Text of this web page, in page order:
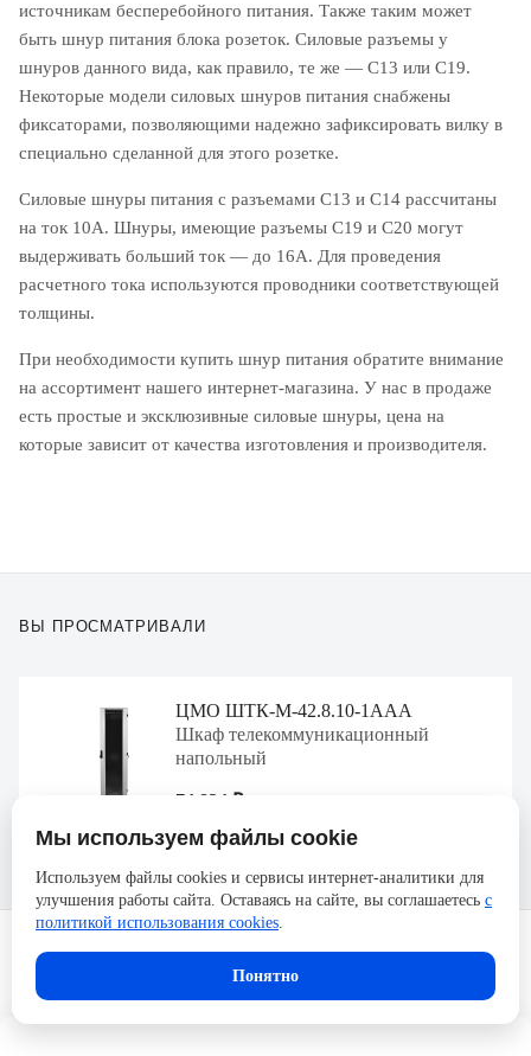
источникам бесперебойного питания. Также таким может
быть шнур питания блока розеток. Силовые разъемы у
шнуров данного вида, как правило, те же — C13 или C19.
Некоторые модели силовых шнуров питания снабжены
фиксаторами, позволяющими надежно зафиксировать вилку в
специально сделанной для этого розетке.
Силовые шнуры питания с разъемами C13 и С14 рассчитаны
на ток 10А. Шнуры, имеющие разъемы C19 и C20 могут
выдерживать больший ток — до 16А. Для проведения
расчетного тока используются проводники соответствующей
толщины.
При необходимости купить шнур питания обратите внимание
на ассортимент нашего интернет-магазина. У нас в продаже
есть простые и эксклюзивные силовые шнуры, цена на
которые зависит от качества изготовления и производителя.
Вы просматривали
ЦМО ШТК-М-42.8.10-1ААА
Шкаф телекоммуникационный
напольный
74 824 ₽
Мы используем файлы cookie
Используем файлы cookies и сервисы интернет-аналитики для
улучшения работы сайта. Оставаясь на сайте, вы соглашаетесь с
политикой использования cookies.
Понятно